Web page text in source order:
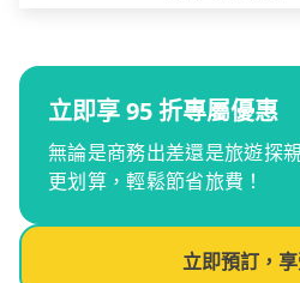
立即享 95 折專屬優惠
無論是商務出差還是旅遊探
更划算，輕鬆節省旅費！
立即預訂，